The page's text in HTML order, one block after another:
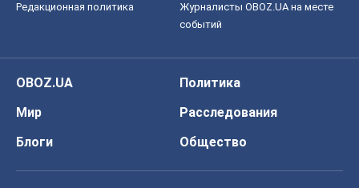
Редакционная политика
Журналисты OBOZ.UA на месте
событий
OBOZ.UA
Политика
Мир
Расследования
Блоги
Общество